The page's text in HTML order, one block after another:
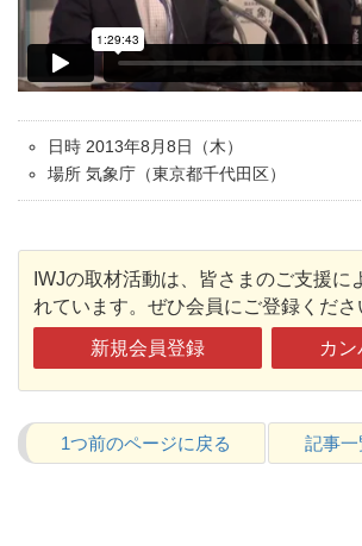
日時 2013年8月8日（木）
場所 気象庁（東京都千代田区）
IWJの取材活動は、皆さまのご支援に
れています。ぜひ会員にご登録くださ
新規会員登録 カ
1つ前のページに戻る 記事